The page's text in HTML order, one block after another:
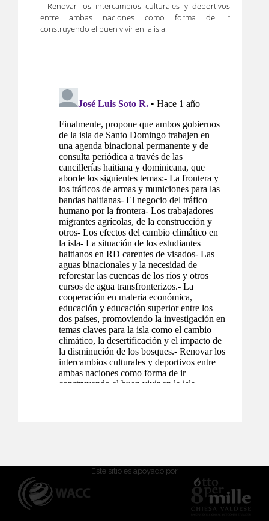
- Renovar los intercambios culturales y deportivos
entre ambas naciones como forma de ir
construyendo el buen vivir en la isla.
Este sitio es apoyado por